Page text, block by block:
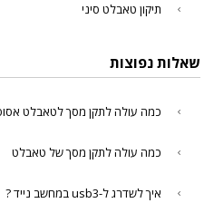
תיקון טאבלט סיני
שאלות נפוצות
כמה עולה לתקן מסך לטאבלט
כמה עולה לתקן מסך של טאבלט
איך לשדרג ל-usb3 במחשב נייד ?